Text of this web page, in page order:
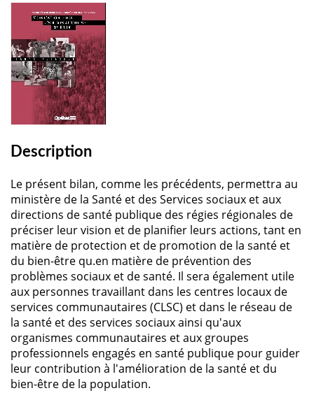
Description
Le présent bilan, comme les précédents, permettra au
ministère de la Santé et des Services sociaux et aux
directions de santé publique des régies régionales de
préciser leur vision et de planifier leurs actions, tant en
matière de protection et de promotion de la santé et
du bien-être qu.en matière de prévention des
problèmes sociaux et de santé. Il sera également utile
aux personnes travaillant dans les centres locaux de
services communautaires (CLSC) et dans le réseau de
la santé et des services sociaux ainsi qu'aux
organismes communautaires et aux groupes
professionnels engagés en santé publique pour guider
leur contribution à l'amélioration de la santé et du
bien-être de la population.